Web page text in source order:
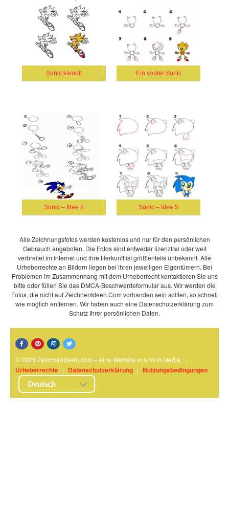
Sonic kämpft Ein cooler Sonic
Sonic – Idee 8 Sonic – Idee 5
Alle Zeichnungsfotos werden kostenlos und nur für den persönlichen
Gebrauch angeboten. Die Fotos sind entweder lizenzfrei oder weit
verbreitet im Internet und ihre Herkunft ist größtenteils unbekannt. Alle
Urheberrechte an Bildern liegen bei ihren jeweiligen Eigentümern. Bei
Problemen im Zusammenhang mit dem Urheberrecht kontaktieren Sie uns
bitte oder füllen Sie das DMCA-Beschwerdeformular aus. Wir werden die
Fotos, die nicht auf ZeichnenIdeen.Com vorhanden sein sollten, so schnell
wie möglich entfernen. Wir haben auch eine Datenschutzerklärung zum
Schutz Ihrer persönlichen Daten.
© 2026 ZeichnenIdeen.com – eine Website von Vinh Media. |
Urheberrechte | Datenschutzerklärung | Nutzungsbedingungen
Deutsch